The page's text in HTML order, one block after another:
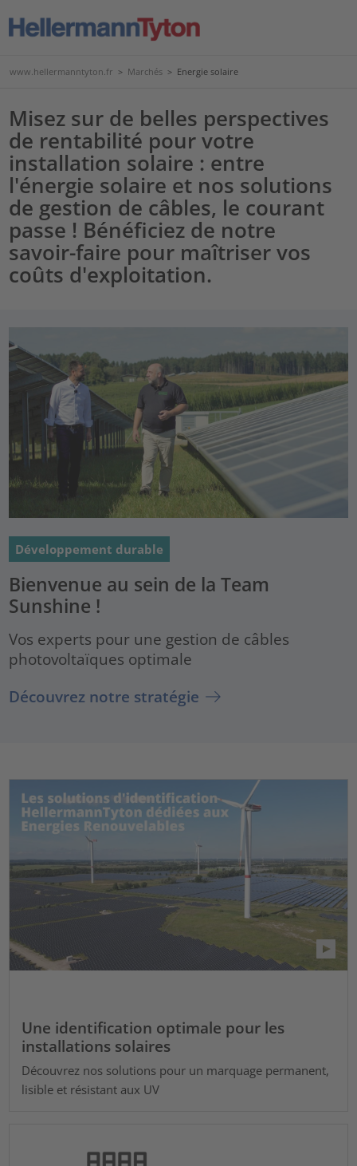
www.hellermanntyton.fr > Marchés > Energie solaire
Misez sur de belles perspectives
de rentabilité pour votre
installation solaire : entre
l'énergie solaire et nos solutions
de gestion de câbles, le courant
passe ! Bénéficiez de notre
savoir-faire pour maîtriser vos
coûts d'exploitation.
Développement durable
Bienvenue au sein de la Team
Sunshine !
Vos experts pour une gestion de câbles
photovoltaïques optimale
Découvrez notre stratégie
Une identification optimale pour les
installations solaires
Découvrez nos solutions pour un marquage permanent,
lisible et résistant aux UV